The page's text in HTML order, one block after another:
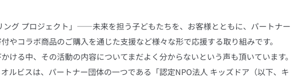
ング プロジェクト」――未来を担う子どもたちを、お客様とともに、パートナー
やコラボ商品のご購入を通じた支援など様々な形で応援する取り組みです。
ける中、その活動の内容についてまだよく分からないという声も頂いています。
ルビスは、パートナー団体の一つである「認定NPO法人 キッズドア（以下、キ